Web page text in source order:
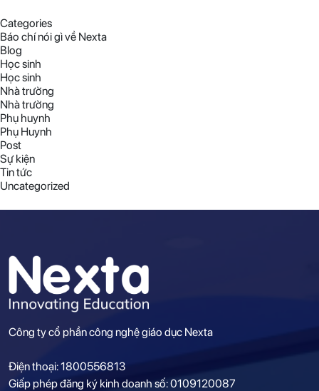
Categories
Báo chí nói gì về Nexta
Blog
Học sinh
Học sinh
Nhà trường
Nhà trường
Phụ huynh
Phụ Huynh
Post
Sự kiện
Tin tức
Uncategorized
Công ty cổ phần công nghệ giáo dục Nexta
Điện thoại: 1800556813
Giấp phép đăng ký kinh doanh số: 0109120087